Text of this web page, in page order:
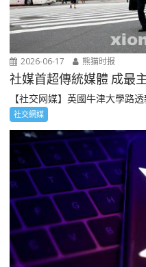
2026-06-17 熊猫时报
社媒首超傳統媒體 成最
【社交网媒】英國牛津大學路透
社交網媒